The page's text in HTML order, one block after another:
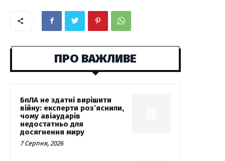
ПРО ВАЖЛИВЕ
БпЛА не здатні вирішити
війну: експерти роз’яснили,
чому авіаударів
недостатньо для
досягнення миру
7 Серпня, 2026